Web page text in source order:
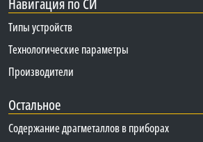
Навигация по СИ
Типы устройств
Технологические параметры
Производители
Остальное
Содержание драгметаллов в приборах